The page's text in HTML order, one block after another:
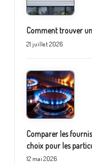
Comment trouver
21 juillet 2026
Comparer les
choix pour les
12 mai 2026